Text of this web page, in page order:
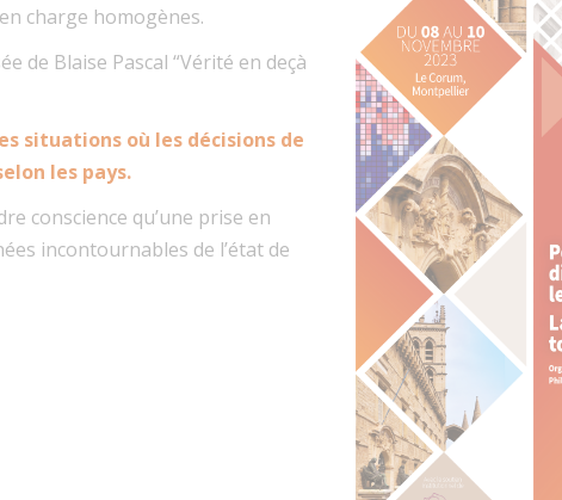
charge homogènes.
de Blaise Pascal “Vérité en deçà
situations où les décisions de
les pays.
conscience qu’une prise en
incontournables de l’état de